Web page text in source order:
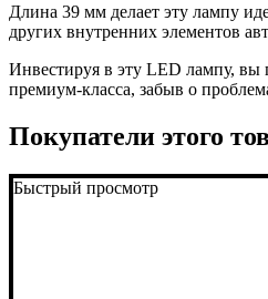
Длина 39 мм делает эту лампу
других внутренних элементов
Инвестируя в эту LED лампу, вы
премиум-класса, забыв о
Покупатели этого
Быстрый просмотр